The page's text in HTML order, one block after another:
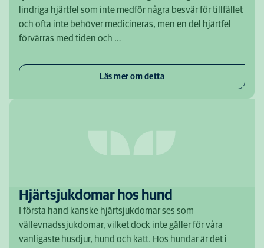
lindriga hjärtfel som inte medför några besvär för tillfället
och ofta inte behöver medicineras, men en del hjärtfel
förvärras med tiden och …
Läs mer om detta
Hjärtsjukdomar hos hund
I första hand kanske hjärtsjukdomar ses som
vällevnadssjukdomar, vilket dock inte gäller för våra
vanligaste husdjur, hund och katt. Hos hundar är det i